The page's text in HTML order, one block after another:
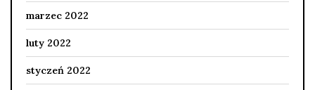
marzec 2022
luty 2022
styczeń 2022